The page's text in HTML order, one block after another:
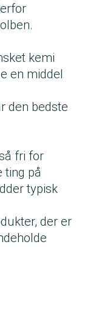
kemi
en middel
den bedste
fri for
ting på
typisk
der er